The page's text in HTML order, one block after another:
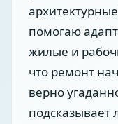
помогаю
жилые и
что ремонт
верно